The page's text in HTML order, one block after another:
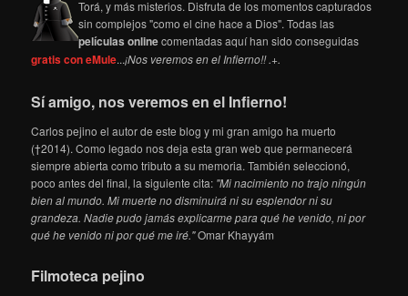
Torá, y más misterios. Disfruta de los momentos capturados
sin complejos "como el cine hace a Dios". Todas las
películas onlinecomentadas aquí han sido conseguidas
gratis con eMule...¡Nos veremos en el Infierno!! .+.
Sí amigo, nos veremos en el Infierno!
Carlos pejino el autor de este blog y mi gran amigo ha muerto
(†2014). Como legado nos deja esta gran web que permanecerá
siempre abierta como tributo a su memoria. También seleccionó,
poco antes del final, la siguiente cita: "Mi nacimiento no trajo ningún
bien al mundo. Mi muerte no disminuirá ni su esplendor ni su
grandeza. Nadie pudo jamás explicarme para qué he venido, ni por
qué he venido ni por qué me iré."Omar Khayyám
Filmoteca pejino